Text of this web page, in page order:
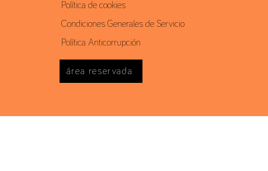
Política de cookies
Condiciones Generales de Servicio
Política Anticorrupción
área reservada